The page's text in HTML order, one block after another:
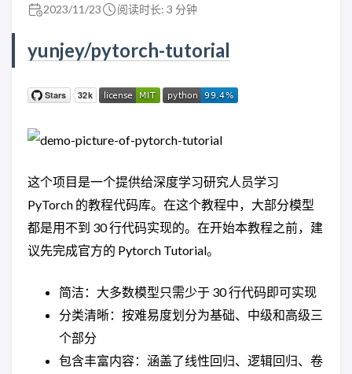
2023/11/23 阅读时长: 3 分钟
yunjey/pytorch-tutorial
这个项目是一个提供给深度学习研究人员学习
PyTorch 的教程代码库。在这个教程中，大部分模型
都是用不到 30 行代码实现的。在开始本教程之前，建
议先完成官方的 Pytorch Tutorial。
简洁：大多数模型只需少于 30 行代码即可实现
分类清晰：按难易度划分为基础、中级和高级三
个部分
包含丰富内容：涵盖了线性回归、逻辑回归、卷